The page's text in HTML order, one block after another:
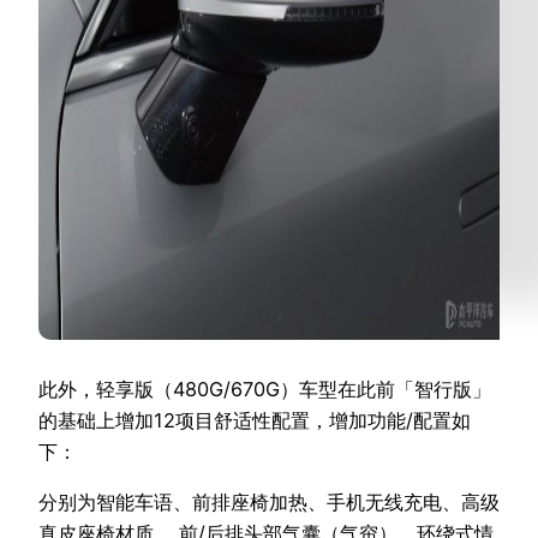
此外，轻享版（480G/670G）车型在此前「智行版」
的基础上增加12项目舒适性配置，增加功能/配置如
下：
分别为智能车语、前排座椅加热、手机无线充电、高级